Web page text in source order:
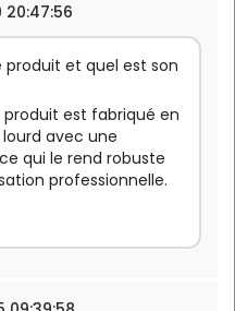
20:47:56
produit et quel est son
produit est fabriqué en
avec une
qui le rend robuste
professionnelle.